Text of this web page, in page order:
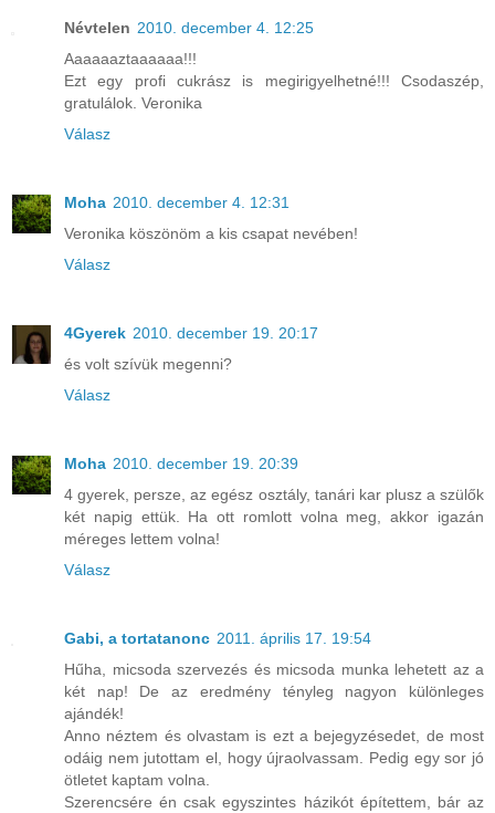
Névtelen 2010. december 4. 12:25
Aaaaaaztaaaaaa!!!
Ezt egy profi cukrász is megirigyelhetné!!! Csodaszép,
gratulálok. Veronika
Válasz
Moha 2010. december 4. 12:31
Veronika köszönöm a kis csapat nevében!
Válasz
4Gyerek 2010. december 19. 20:17
és volt szívük megenni?
Válasz
Moha 2010. december 19. 20:39
4 gyerek, persze, az egész osztály, tanári kar plusz a szülők
két napig ettük. Ha ott romlott volna meg, akkor igazán
méreges lettem volna!
Válasz
Gabi, a tortatanonc 2011. április 17. 19:54
Hűha, micsoda szervezés és micsoda munka lehetett az a
két nap! De az eredmény tényleg nagyon különleges
ajándék!
Anno néztem és olvastam is ezt a bejegyzésedet, de most
odáig nem jutottam el, hogy újraolvassam. Pedig egy sor jó
ötletet kaptam volna.
Szerencsére én csak egyszintes házikót építettem, bár az